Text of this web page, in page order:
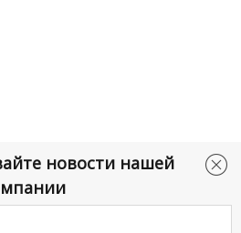
новости нашей